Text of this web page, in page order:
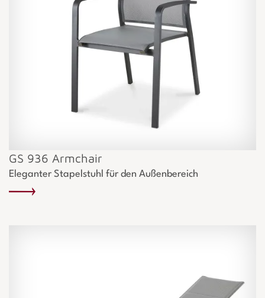
GS 936 Armchair
Eleganter Stapelstuhl für den Außenbereich